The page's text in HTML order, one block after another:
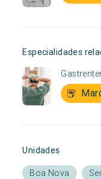
Especialidades
Unidades
Boa Nova